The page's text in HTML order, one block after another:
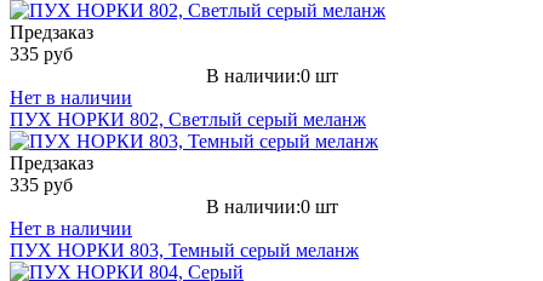
Предзаказ
335 руб
В наличии:0 шт
Нет в наличии
ПУХ НОРКИ 802, Светлый серый меланж
Предзаказ
335 руб
В наличии:0 шт
Нет в наличии
ПУХ НОРКИ 803, Темный серый меланж